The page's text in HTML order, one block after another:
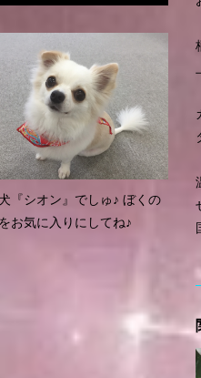
『シオン』でしゅ♪ ぼくの
お気に入りにしてね♪